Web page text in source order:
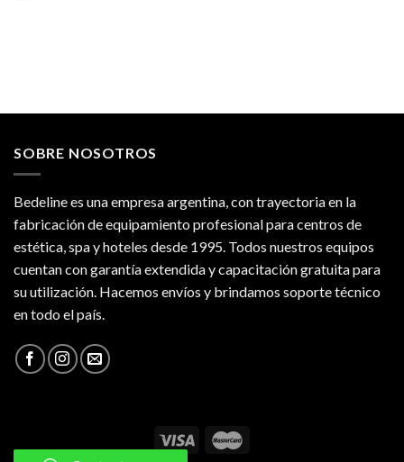
SOBRE NOSOTROS
Bedeline es una empresa argentina, con trayectoria en la
fabricación de equipamiento profesional para centros de
estética, spa y hoteles desde 1995. Todos nuestros equipos
cuentan con garantía extendida y capacitación gratuita para
su utilización. Hacemos envíos y brindamos soporte técnico
en todo el país.